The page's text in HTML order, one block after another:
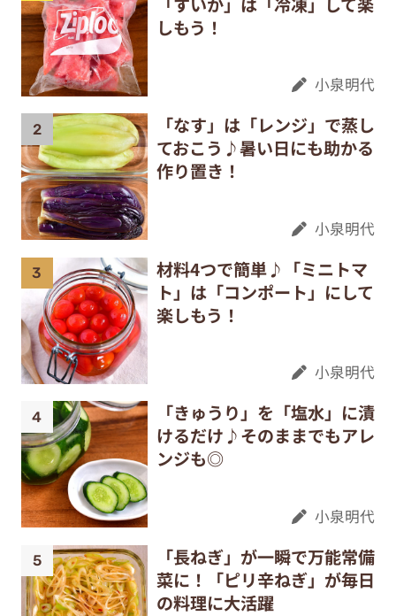
しもう！
小泉明代
「なす」は「レンジ」で蒸し
ておこう♪暑い日にも助かる
作り置き！
小泉明代
材料4つで簡単♪「ミニトマ
ト」は「コンポート」にして
楽しもう！
小泉明代
「きゅうり」を「塩水」に漬
けるだけ♪そのままでもアレ
ンジも◎
小泉明代
「長ねぎ」が一瞬で万能常備
菜に！「ピリ辛ねぎ」が毎日
の料理に大活躍